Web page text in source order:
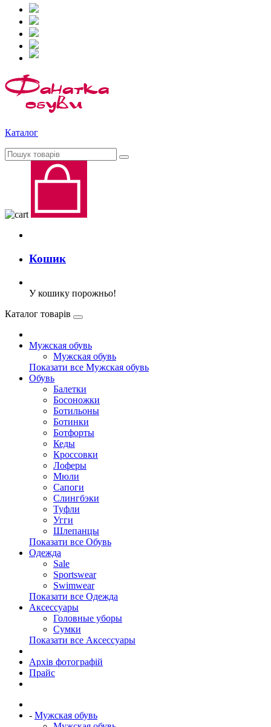
Каталог
Кошик
У кошику порожньо!
Каталог товарів
Мужская обувь
Мужская обувь
Показати все Мужская обувь
Обувь
Балетки
Босоножки
Ботильоны
Ботинки
Ботфорты
Кеды
Кроссовки
Лоферы
Мюли
Сапоги
Слингбэки
Туфли
Угги
Шлепанцы
Показати все Обувь
Одежда
Sale
Sportswear
Swimwear
Показати все Одежда
Аксессуары
Головные уборы
Сумки
Показати все Аксессуары
Архів фотографій
Прайс
- Мужская обувь